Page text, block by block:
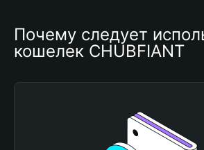
Почему следует
кошелек CHUBFIANT